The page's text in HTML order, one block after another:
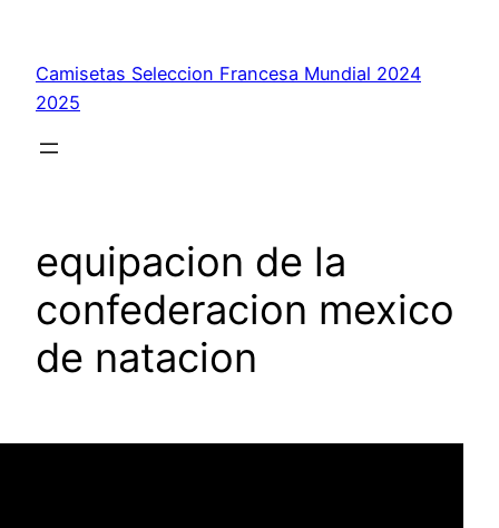
contenido
Camisetas Seleccion Francesa Mundial 2024
2025
equipacion de la
confederacion mexico
de natacion